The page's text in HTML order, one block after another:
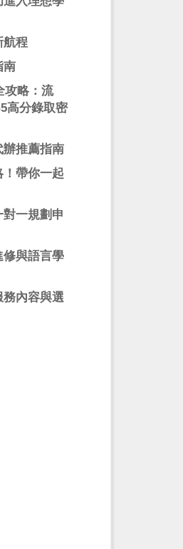
航程
南
攻略：流
高分錄取密
辦推薦指南
帶你一起
一規劃申
修與語言學
務內容與選